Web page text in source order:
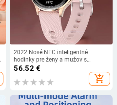
2022 Nové NFC inteligentné
hodinky pre ženy a mužov s
meraním srdcovej frekvencie,
vlastný ciferník, 1,19 palca, 320*320
HD displej, Bluetooth volanie,
IOS
56.52 €
add_shopping_cart